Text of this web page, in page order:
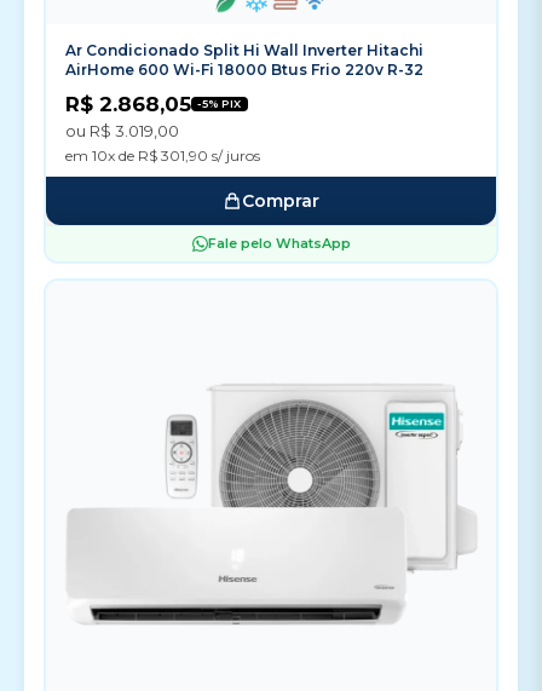
Ar Condicionado Split Hi Wall Inverter Hitachi
AirHome 600 Wi-Fi 18000 Btus Frio 220v R-32
R$ 2.868,05 -5% PIX
ou R$ 3.019,00
em 10x de R$ 301,90 s/ juros
Comprar
Fale pelo WhatsApp